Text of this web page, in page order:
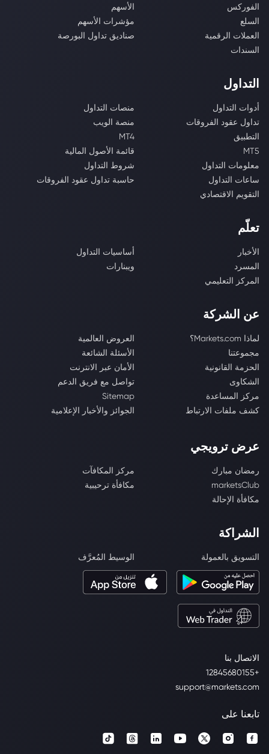
الاتصال بنا
+12845680155
support@markets.com
الفوركس
الأسهم
السلع
مؤشرات الأسهم
العملات الرقمية
صناديق تداول البورصة
السندات
التداول
أدوات التداول
منصات التداول
تداول عقود الفروقات
منصة الويب
التطبيق
MT4
MT5
قائمة الأصول المالية
معلومات التداول
شروط التداول
ساعات التداول
حاسبة تداول عقود الفروقات
التقويم الاقتصادي
تعلّم
الأخبار
أساسيات التداول
المسرد
ويبنارات
المركز التعليمي
عن الشركة
لماذا Markets.com؟
العروض العالمية
مجموعتنا
الأسئلة الشائعة
الحزمة القانونية
الأمان عبر الانترنت
الشكاوى
تواصل مع فريق الدعم
مركز المساعدة
Sitemap
كشف ملفات الارتباط
الجوائز والأخبار الإعلامية
عرض ترويجي
رمضان مبارك
مركز المكافآت
marketsClub
مكافأة ترحيبية
مكافأة الإحالة
الشراكة
التسويق بالعمولة الوسيط المُعرَّف
تابعنا على